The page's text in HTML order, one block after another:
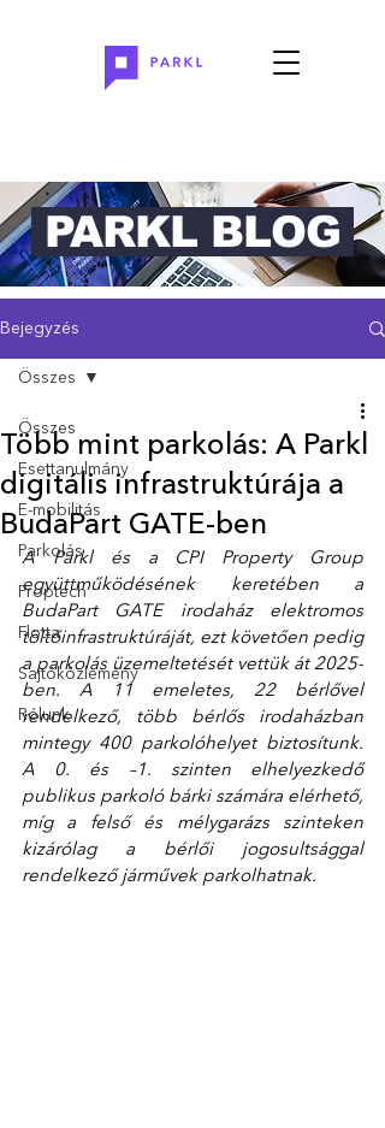
PARKL BLOG
Bejegyzés
Összes
Esettanulmány
E-mobilitás
Parkolás
Proptech
Flotta
Sajtóközlemény
Rólunk
Összes
Több mint parkolás: A Parkl
digitális infrastruktúrája a
BudaPart GATE-ben
A Parkl és a CPI Property Group
együttműködésének keretében a
BudaPart GATE irodaház elektromos
töltőinfrastruktúráját, ezt követően pedig
a parkolás üzemeltetését vettük át 2025-
ben. A 11 emeletes, 22 bérlővel
rendelkező, több bérlős irodaházban
mintegy 400 parkolóhelyet biztosítunk.
A 0. és –1. szinten elhelyezkedő
publikus parkoló bárki számára elérhető,
míg a felső és mélygarázs szinteken
kizárólag a bérlői jogosultsággal
rendelkező járművek parkolhatnak.